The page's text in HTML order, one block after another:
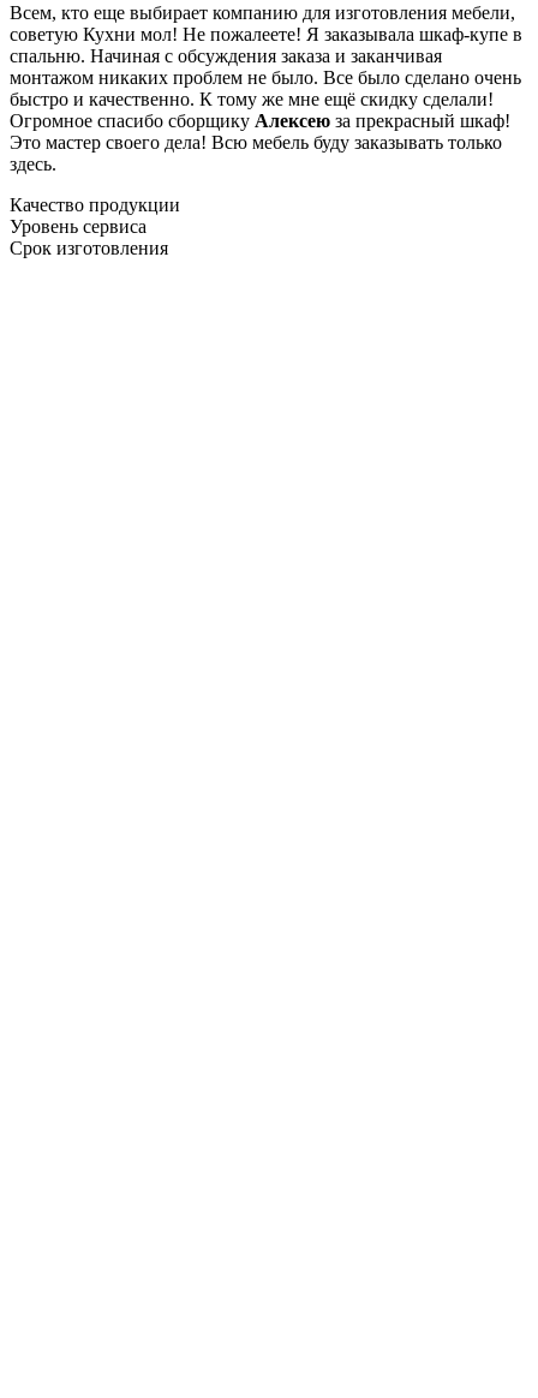
Всем, кто еще выбирает компанию для изготовления мебели,
советую Кухни мол! Не пожалеете! Я заказывала шкаф-купе в
спальню. Начиная с обсуждения заказа и заканчивая
монтажом никаких проблем не было. Все было сделано очень
быстро и качественно. К тому же мне ещё скидку сделали!
Огромное спасибо сборщику Алексею за прекрасный шкаф!
Это мастер своего дела! Всю мебель буду заказывать только
здесь.
Качество продукции
Уровень сервиса
Срок изготовления